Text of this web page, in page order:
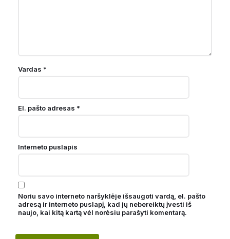
Vardas *
El. pašto adresas *
Interneto puslapis
Noriu savo interneto naršyklėje išsaugoti vardą, el. pašto
adresą ir interneto puslapį, kad jų nebereiktų įvesti iš
naujo, kai kitą kartą vėl norėsiu parašyti komentarą.